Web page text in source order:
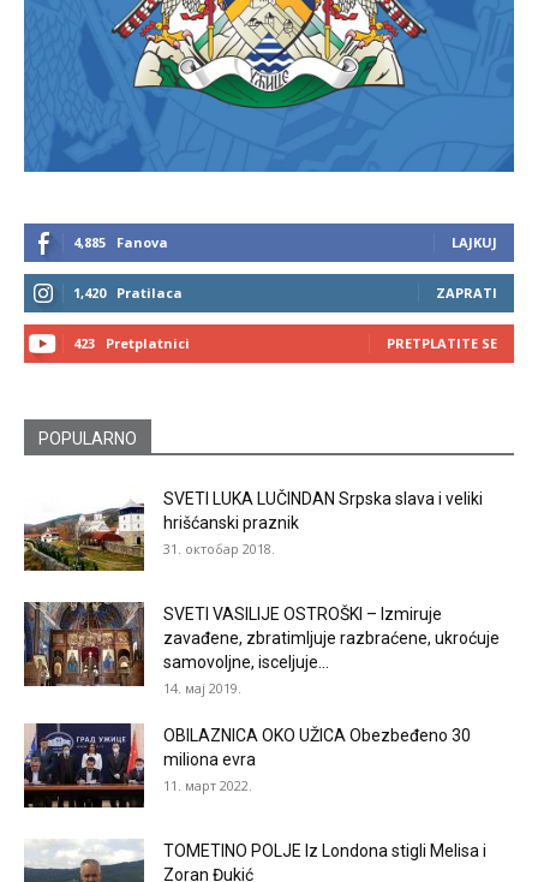
4,885 Fanova LAJKUJ
1,420 Pratilaca ZAPRATI
423 Pretplatnici PRETPLATITE SE
POPULARNO
SVETI LUKA LUČINDAN Srpska slava i veliki
hrišćanski praznik
31. октобар 2018.
SVETI VASILIJE OSTROŠKI – Izmiruje
zavađene, zbratimljuje razbraćene, ukroćuje
samovoljne, isceljuje...
14. мај 2019.
OBILAZNICA OKO UŽICA Obezbeđeno 30
miliona evra
11. март 2022.
TOMETINO POLJE Iz Londona stigli Melisa i
Zoran Đukić